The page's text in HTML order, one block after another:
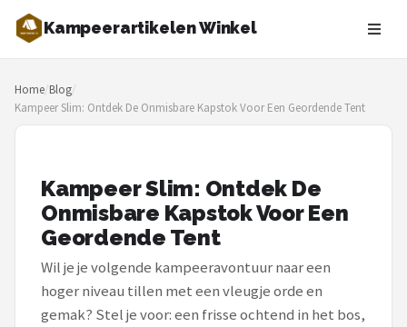
Kampeerartikelen Winkel
Zoeken
NAVIGATIE
Shop
Blog
Tenten
Slaapzakken
Home/Blog/
Kampeer Slim: Ontdek De Onmisbare Kapstok Voor Een Geordende Tent
Kampeer Slim: Ontdek De
Onmisbare Kapstok Voor Een
Geordende Tent
Wil je je volgende kampeeravontuur naar een
hoger niveau tillen met een vleugje orde en
gemak? Stel je voor: een frisse ochtend in het bos,